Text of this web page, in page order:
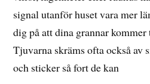
signal utanför huset vara mer
dig på att dina grannar
Tjuvarna skräms ofta också av
och sticker så fort de kan